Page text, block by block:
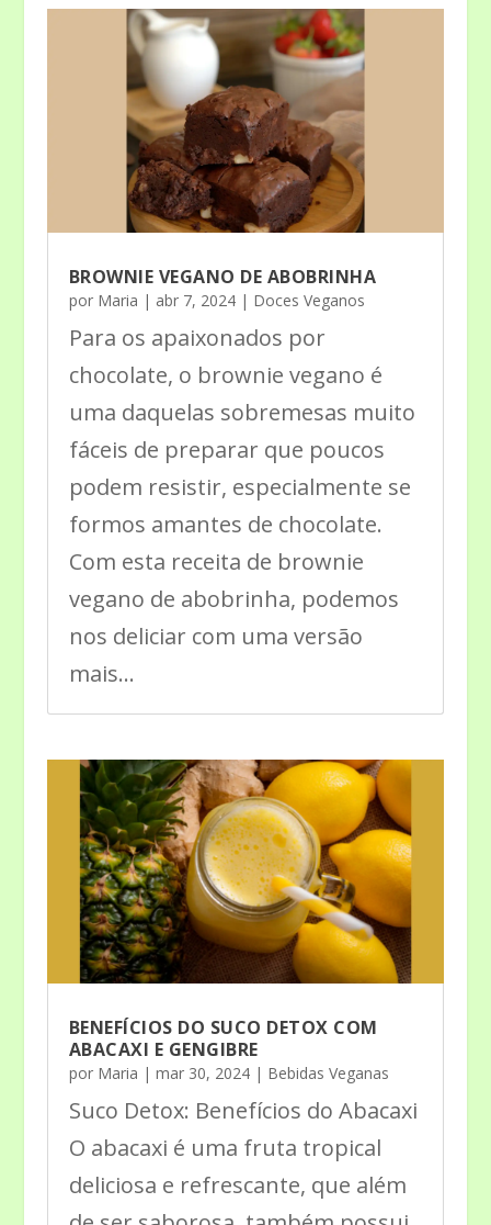
BROWNIE VEGANO DE ABOBRINHA
por Maria | abr 7, 2024| Doces Veganos
Para os apaixonados por
chocolate, o brownie vegano é
uma daquelas sobremesas muito
fáceis de preparar que poucos
podem resistir, especialmente se
formos amantes de chocolate.
Com esta receita de brownie
vegano de abobrinha, podemos
nos deliciar com uma versão
mais...
BENEFÍCIOS DO SUCO DETOX COM
ABACAXI E GENGIBRE
por Maria | mar 30, 2024| Bebidas Veganas
Suco Detox: Benefícios do Abacaxi
O abacaxi é uma fruta tropical
deliciosa e refrescante, que além